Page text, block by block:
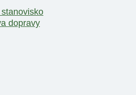
dopravy